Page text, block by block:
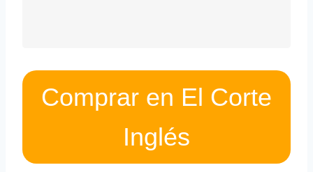
Comprar en El Corte
Inglés